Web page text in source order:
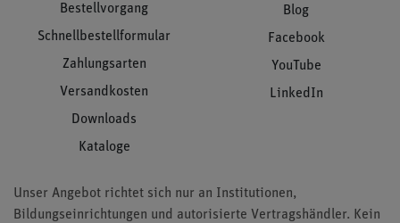
Bestellvorgang
Schnellbestellformular
Zahlungsarten
Versandkosten
Downloads
Kataloge
Blog
Facebook
YouTube
LinkedIn
Unser Angebot richtet sich nur an Institutionen,
Bildungseinrichtungen und autorisierte Vertragshändler. Kein